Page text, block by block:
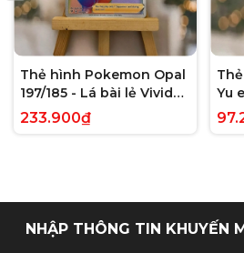
Thẻ hình Pokemon Opal
197/185 - Lá bài lẻ Vivid
Voltage Hyper Rare tiếng
Anh chính hãng
233.900₫
Yu
NHẬP THÔNG TIN KHUYẾN